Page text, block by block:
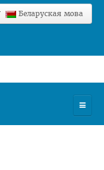
Беларуская мова